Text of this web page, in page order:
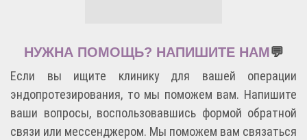
НУЖНА ПОМОЩЬ? НАПИШИТЕ НАМ💬
Если вы ищите клинику для вашей операции
эндопротезирования, то мы поможем вам. Напишите
ваши вопросы, воспользовавшись формой обратной
связи или мессенджером. Мы поможем вам связаться